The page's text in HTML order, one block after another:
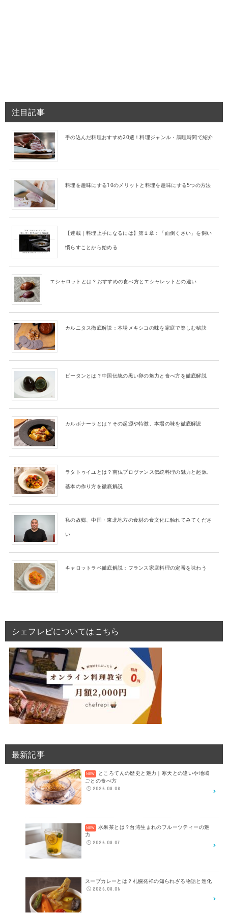
注目記事
手の込んだ料理おすすめ20選！料理ジャンル・調理時間で紹介
料理を趣味にする10のメリットと料理を趣味にする5つの方法
【連載｜料理上手になるには】第１章：「面倒くさい」を飼い
慣らすことから始める
エシャロットとは？おすすめの食べ方とエシャレットとの違い
カルニタス徹底解説：本場メキシコの味を家庭で楽しむ秘訣
ピータンとは？中国伝統の黒い卵の魅力と食べ方を徹底解説
カルボナーラとは？その起源や特徴、本場の味を徹底解説
ラタトゥイユとは？南仏プロヴァンス伝統料理の魅力と起源、
基本の作り方を徹底解説
私の故郷、中国・東北地方の食材の食文化に触れてみてくださ
い
キャロットラペ徹底解説：フランス家庭料理の定番を味わう
シェフレピについてはこちら
最新記事
ところてんの歴史と魅力｜寒天との違いや地域
ごとの食べ方
2026.08.08
水果茶とは？台湾生まれのフルーツティーの魅
力
2026.08.07
スープカレーとは？札幌発祥の知られざる物語と進化
2026.08.06